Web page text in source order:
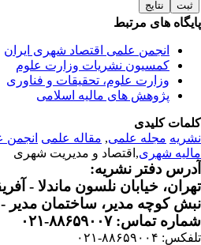
های مرتبط
انجمن علمی اقتصاد شهری ایران
کمسیون نشریات وزارت علوم
وزارت علوم، تحقیقات و فناوری
پژوهش های مالیه اسلامی
کلیدی
مجله علمی, مقاله علمی انجمن
شهری ,اقتصاد و مدیریت شهری
دفتر نشریه:
خیابان نلسون ماندلا -
کوچه مدیر، ساختمان مدیر - پلاک ۲، ط ۴،
تماس: ۸۸۶۵۹۰۰۷-۰۲۱
۸۸۶۵۹۰۰۴-۰۲۱